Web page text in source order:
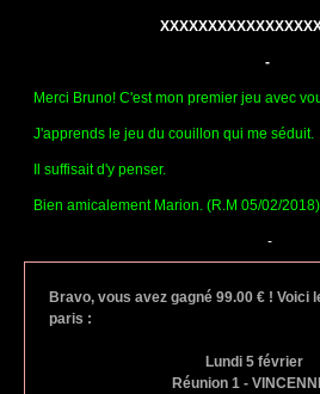
-
Merci Bruno! C'est mon premier jeu avec
J'apprends le jeu du couillon qui me séduit.
Il suffisait d'y penser.
Bien amicalement Marion. (R.M 05/02/2018)
-
Bravo, vous avez gagné 99.00 € ! Voici
paris :
Lundi 5 février
Réunion 1 -